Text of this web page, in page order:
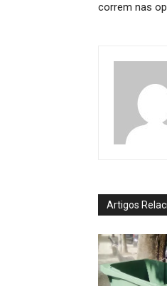
correm nas
Artigos